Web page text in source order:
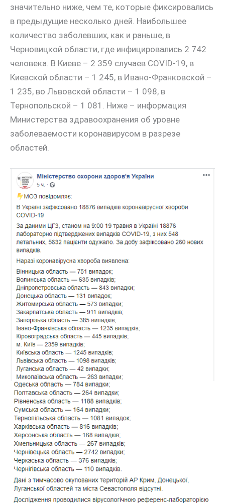
значительно ниже, чем те, которые фиксировались
в предыдущие несколько дней. Наибольшее
количество заболевших, как и раньше, в
Черновицкой области, где инфицировались 2 742
человека. В Киеве – 2 359 случаев COVID-19, в
Киевской области – 1 245, в Ивано-Франковской –
1 235, во Львовской области – 1 098, в
Тернопольской – 1 081. Ниже – информация
Министерства здравоохранения об уровне
заболеваемости коронавирусом в разрезе
областей.